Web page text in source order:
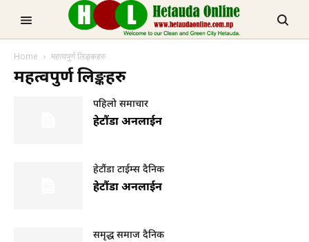
TRENDING NOW
मनहरीलाइभ
चुरीयामाइमा ऐतिहासिक, धार्मिक र पर्यटकिय क्षेत्रको रुपमा विकास हुँदै
Home महत्वपुर्ण लिङ्कहरु
महत्वपुर्ण लिङ्कहरु
पहिलो समाचार
हेटौंडा अनलाईन
हेटौंडा टाईम्स दैनिक
हेटौंडा अनलाईन
समृद्ध समाज दैनिक